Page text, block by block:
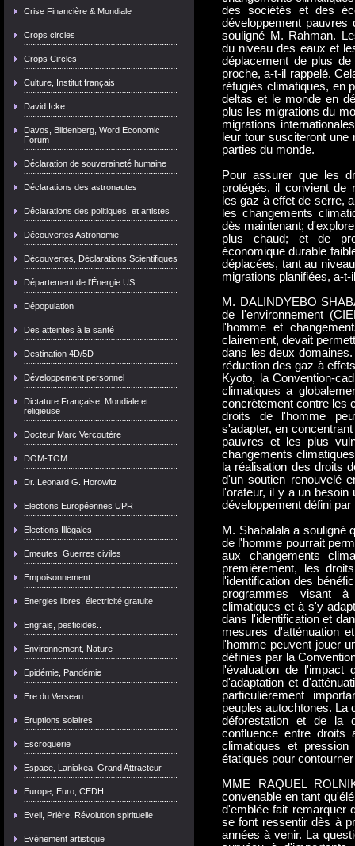
Crise Financière & Mondiale
Crops circles
Crops Circles
Culture, Institut français
David Icke
Davos, Bildenberg, Word Economic
Forum
Déclaration de souveraineté humaine
Déclarations des astronautes
Déclarations des politiques, et artistes
Découvertes Astronomie
Découvertes, Déclarations Scientifiques
Département de l'Énergie US
Dépopulation
Des atteintes à la santé
Destination 4D/5D
Développement personnel
Dictature Française, Mondiale et
religieuse
Docteur Marc Vercoutère
DOM-TOM
Dr. Leonard G. Horowitz
Elections Européennes UPR
Elections Illégales
Emeutes, Guerres civiles
Empoisonnement
Energies libres, électricité gratuite
Engrais, pesticides..
Environnement, Nature
Epidémie, Pandémie
Ere du Verseau
Eruptions solaires
Escroquerie
Espace, Laniakea, Grand Attracteur
Europe, Euro, CEDH
Eveil, Prière, Révolution spirituelle
Evènement artistique
des sociétés et des
développement
souligné M. Rahman.
du niveau des eaux et
déplacement de plus
proche, a-t-il rappelé.
réfugiés climatiques, en
deltas et le monde en
plus les migrations du
migrations
leur tour susciteront une
parties du monde.
Pour assurer que les
protégés, il convient de
les gaz à effet de serre,
les changements
dès maintenant;
plus chaud; et de
économique durable
déplacées, tant au
migrations planifiées, a-t-
M. DALINDYEBO
de l'environnement
l'homme et
clairement, devait
dans les deux
réduction des gaz à
Kyoto, la Convention-
climatiques a
concrètement contre les
droits de l'homme
s'adapter, en
pauvres et les plus
changements
la réalisation des droits
d'un soutien renouvelé
l'orateur, il y a un
développement défini
M. Shabalala a souligné
de l'homme pourrait
aux changements
premièrement, les
l'identification des
programmes visant
climatiques et à s'y
dans l'identification et
mesures d'atténuation
l'homme peuvent jouer
définies par la
l'évaluation de l'impact
d'adaptation et
particulièrement
peuples autochtones. La
déforestation et de la
confluence entre droits
climatiques et
étatiques pour
MME RAQUEL
convenable en tant
d'emblée fait remarquer
se font ressentir dès à
années à venir. La